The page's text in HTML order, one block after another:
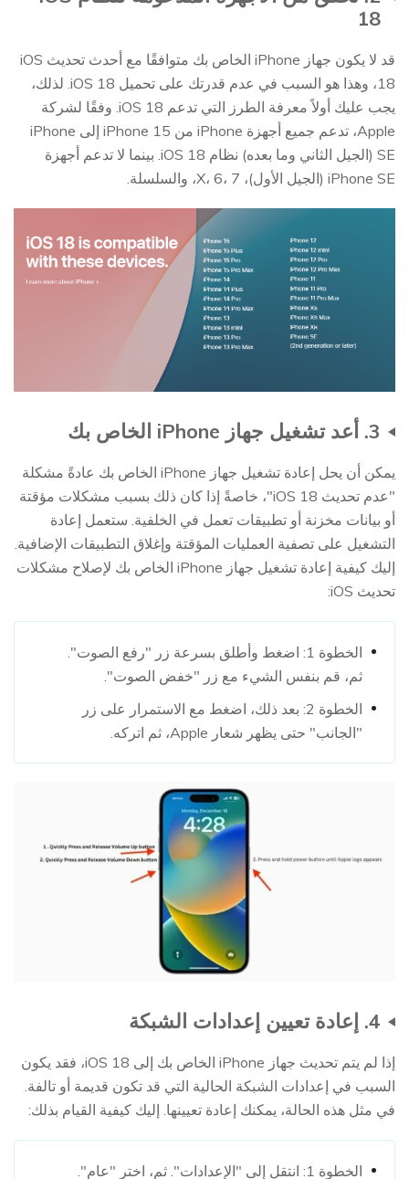
18
قد لا يكون جهاز iPhone الخاص بك متوافقًا مع أحدث تحديث iOS
18، وهذا هو السبب في عدم قدرتك على تحميل iOS 18. لذلك،
يجب عليك أولاً معرفة الطرز التي تدعم iOS 18. وفقًا لشركة
Apple، تدعم جميع أجهزة iPhone من iPhone 15 إلى iPhone
SE (الجيل الثاني وما بعده) نظام iOS 18. بينما لا تدعم أجهزة
iPhone SE (الجيل الأول)، X، 6، 7، والسلسلة.
3. أعد تشغيل جهاز iPhone الخاص بك
يمكن أن يحل إعادة تشغيل جهاز iPhone الخاص بك عادةً مشكلة
"عدم تحديث iOS 18"، خاصةً إذا كان ذلك بسبب مشكلات مؤقتة
أو بيانات مخزنة أو تطبيقات تعمل في الخلفية. ستعمل إعادة
التشغيل على تصفية العمليات المؤقتة وإغلاق التطبيقات الإضافية.
إليك كيفية إعادة تشغيل جهاز iPhone الخاص بك لإصلاح مشكلات
تحديث iOS:
الخطوة 1: اضغط وأطلق بسرعة زر "رفع الصوت".
ثم، قم بنفس الشيء مع زر "خفض الصوت".
الخطوة 2: بعد ذلك، اضغط مع الاستمرار على زر
"الجانب" حتى يظهر شعار Apple، ثم اتركه.
4. إعادة تعيين إعدادات الشبكة
إذا لم يتم تحديث جهاز iPhone الخاص بك إلى iOS 18، فقد يكون
السبب في إعدادات الشبكة الحالية التي قد تكون قديمة أو تالفة.
في مثل هذه الحالة، يمكنك إعادة تعيينها. إليك كيفية القيام بذلك:
الخطوة 1: انتقل إلى "الإعدادات". ثم، اختر "عام".